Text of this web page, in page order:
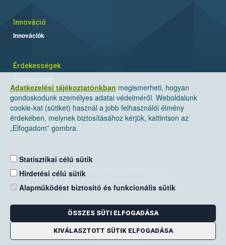
Adatkezelési tájékoztatónkban megismerheti, hogyan
gondoskodunk személyes adatai védelméről. Weboldalunk
cookie-kat (sütiket) használ a jobb felhasználói élmény
érdekében, melynek biztosításához kérjük, kattintson az
„Elfogadom” gombra.
Statisztikai célú sütik
Hirdetési célú sütik
Alapműködést biztosító és funkcionális sütik
ÖSSZES SÜTI ELFOGADÁSA
KIVÁLASZTOTT SÜTIK ELFOGADÁSA
Innováció
Innovációk
Érdekességek
Nemzeti Élelmiszerlánc-biztonsági Hivatal
Levelezési cím: 1525 Budapest. Pf. 30.
E-mail:ugyfelszolgalat@nebih.gov.hu
Zöld szám: 06-80/263-244
Telefon: 06-1/ 336-9000